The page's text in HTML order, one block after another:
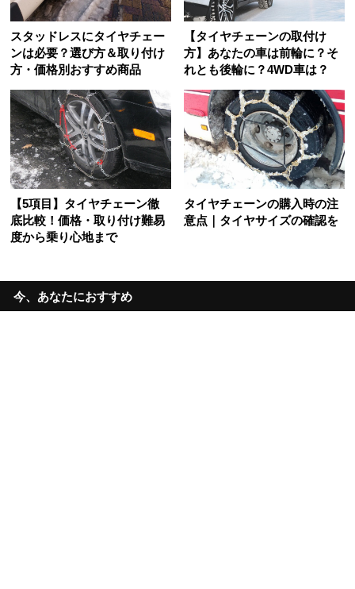
スタッドレスにタイヤチェー
ンは必要？選び方＆取り付け
方・価格別おすすめ商品
【タイヤチェーンの取付け
方】あなたの車は前輪に？そ
れとも後輪に？4WD車は？
【5項目】タイヤチェーン徹
底比較！価格・取り付け難易
度から乗り心地まで
タイヤチェーンの購入時の注
意点｜タイヤサイズの確認を
今、あなたにおすすめ